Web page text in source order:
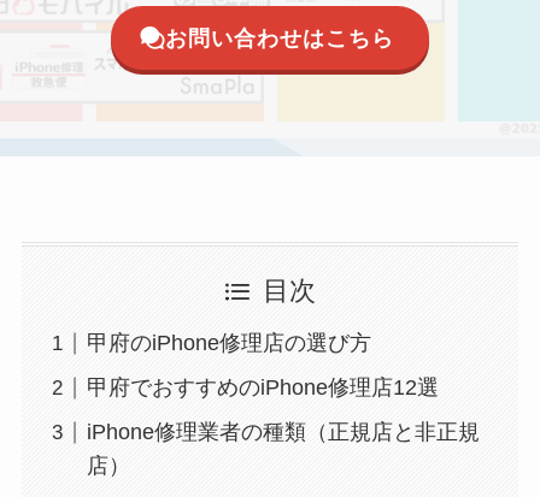
お問い合わせはこちら
目次
甲府のiPhone修理店の選び方
甲府でおすすめのiPhone修理店12選
iPhone修理業者の種類（正規店と非正規
店）